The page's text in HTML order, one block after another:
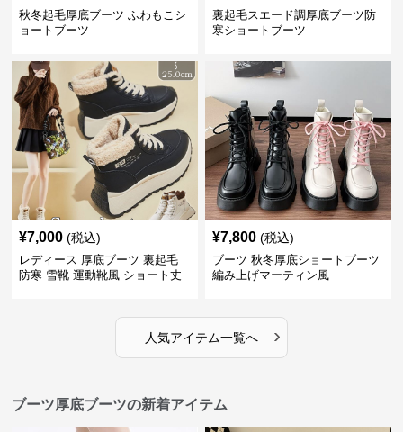
秋冬起毛厚底ブーツ ふわもこシ
ョートブーツ
裏起毛スエード調厚底ブーツ防
寒ショートブーツ
¥7,000 (税込)
レディース 厚底ブーツ 裏起毛
防寒 雪靴 運動靴風 ショート丈
¥7,800 (税込)
ブーツ 秋冬厚底ショートブーツ
編み上げマーティン風
人気アイテム一覧へ ›
ブーツ厚底ブーツの新着アイテム